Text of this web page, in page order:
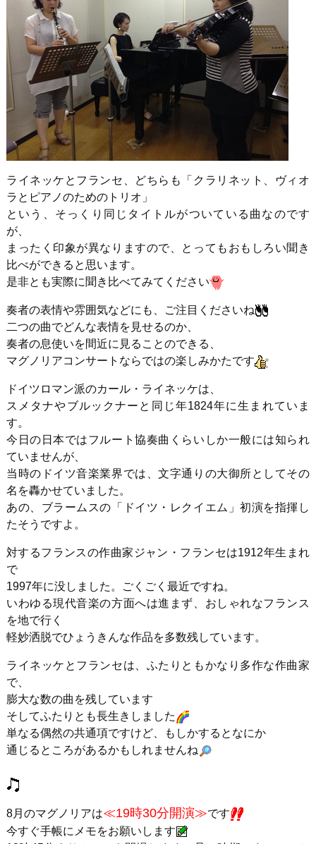
ライネッケとフランセ、どちらも「クラリネット、ヴィオ
ラとピアノのためのトリオ」
という、そっくり同じタイトルがついている曲なのです
が、
まったく印象が異なりますので、とってもおもしろい聞き
比べができると思います。
是非とも実際に聞き比べてみてください
奏者の表情や雰囲気などにも、ご注目くださいね
二つの曲でどんな表情を見せるのか、
奏者の息使いを間近に見ることのできる、
マグノリアコンサートならではの楽しみかたです
ドイツロマン派のカール・ライネッケは、
スメタナやブルックナーと同じ年1824年に生まれていま
す。
今日の日本ではフルート協奏曲くらいしか一般には知られ
ていませんが、
当時のドイツ音楽業界では、文字通りの大御所としてその
名を轟かせていました。
あの、ブラームスの「ドイツ・レクイエム」初演を指揮し
たそうですよ。
対するフランスの作曲家ジャン・フランセは1912年生まれ
で
1997年に没しました。ごくごく最近ですね。
いわゆる現代音楽の方面へは進まず、おしゃれなフランス
を地で行く
軽妙洒脱でひょうきんな作品を多数残しています。
ライネッケとフランセは、ふたりともかなり多作な作曲家
で、
膨大な数の曲を残しています
そしてふたりとも長生きしました
単なる偶然の共通項ですけど、もしかするとなにか
通じるところがあるかもしれませんね
8月のマグノリアは≪19時30分開演≫です
今すぐ手帳にメモをお願いします